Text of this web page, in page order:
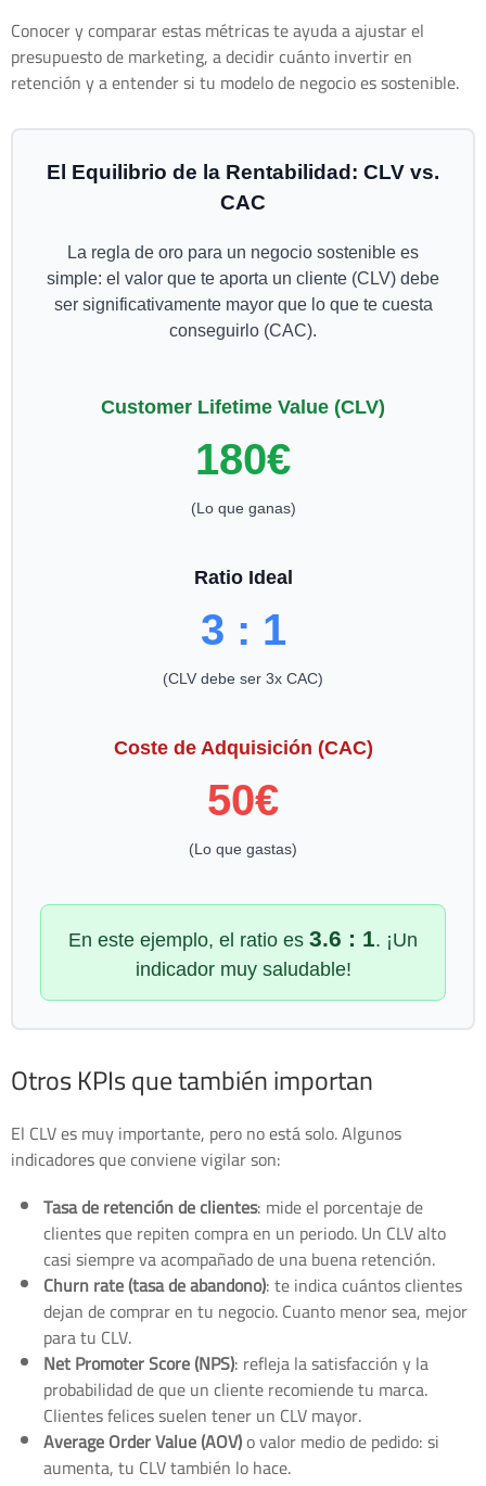
Conocer y comparar estas métricas te ayuda a ajustar el
presupuesto de marketing, a decidir cuánto invertir en
retención y a entender si tu modelo de negocio es sostenible.
El Equilibrio de la Rentabilidad: CLV vs.
CAC
La regla de oro para un negocio sostenible es
simple: el valor que te aporta un cliente (CLV) debe
ser significativamente mayor que lo que te cuesta
conseguirlo (CAC).
Customer Lifetime Value (CLV)
180€
(Lo que ganas)
Ratio Ideal
3 : 1
(CLV debe ser 3x CAC)
Coste de Adquisición (CAC)
50€
(Lo que gastas)
En este ejemplo, el ratio es 3.6 : 1. ¡Un
indicador muy saludable!
Otros KPIs que también importan
El CLV es muy importante, pero no está solo. Algunos
indicadores que conviene vigilar son:
Tasa de retención de clientes: mide el porcentaje de
clientes que repiten compra en un periodo. Un CLV alto
casi siempre va acompañado de una buena retención.
Churn rate (tasa de abandono): te indica cuántos clientes
dejan de comprar en tu negocio. Cuanto menor sea, mejor
para tu CLV.
Net Promoter Score (NPS): refleja la satisfacción y la
probabilidad de que un cliente recomiende tu marca.
Clientes felices suelen tener un CLV mayor.
Average Order Value (AOV)o valor medio de pedido: si
aumenta, tu CLV también lo hace.